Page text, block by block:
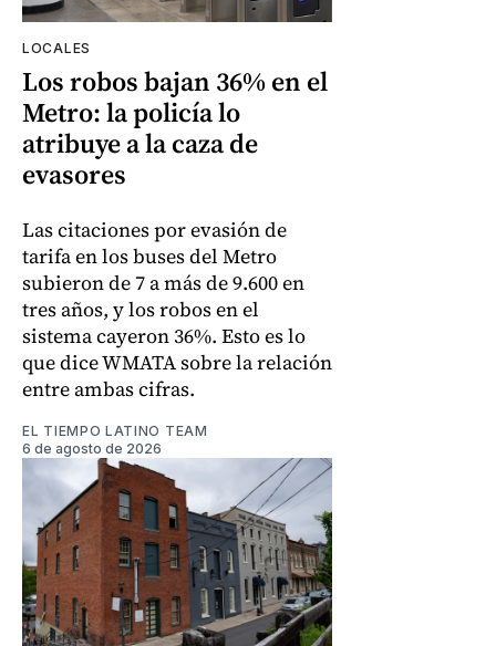
LOCALES
Los robos bajan 36% en el
Metro: la policía lo
atribuye a la caza de
evasores
Las citaciones por evasión de
tarifa en los buses del Metro
subieron de 7 a más de 9.600 en
tres años, y los robos en el
sistema cayeron 36%. Esto es lo
que dice WMATA sobre la relación
entre ambas cifras.
EL TIEMPO LATINO TEAM
6 de agosto de 2026